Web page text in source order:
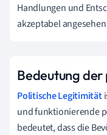
Handlungen und
akzeptabel
Bedeutung
Politische Legitimität
und funktionierende
bedeutet, dass die